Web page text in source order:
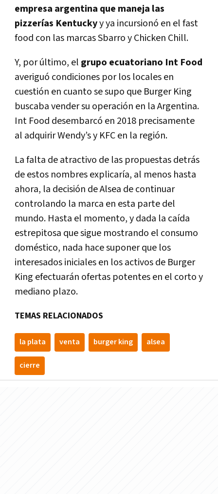
empresa argentina que maneja las
pizzerías Kentuckyy ya incursionó en el fast
food con las marcas Sbarro y Chicken Chill.
Y, por último, el grupo ecuatoriano Int Food
averiguó condiciones por los locales en
cuestión en cuanto se supo que Burger King
buscaba vender su operación en la Argentina.
Int Food desembarcó en 2018 precisamente
al adquirir Wendy’s y KFC en la región.
La falta de atractivo de las propuestas detrás
de estos nombres explicaría, al menos hasta
ahora, la decisión de Alsea de continuar
controlando la marca en esta parte del
mundo. Hasta el momento, y dada la caída
estrepitosa que sigue mostrando el consumo
doméstico, nada hace suponer que los
interesados iniciales en los activos de Burger
King efectuarán ofertas potentes en el corto y
mediano plazo.
TEMAS RELACIONADOS
la plata venta burger king alsea
cierre